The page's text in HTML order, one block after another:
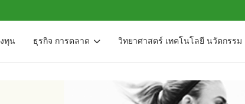
ทุน ธุรกิจ การตลาด วิทยาศาสตร์ เทคโนโลยี นวัตกรรม